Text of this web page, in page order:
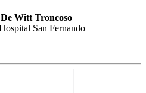
Witt Troncoso
San Fernando